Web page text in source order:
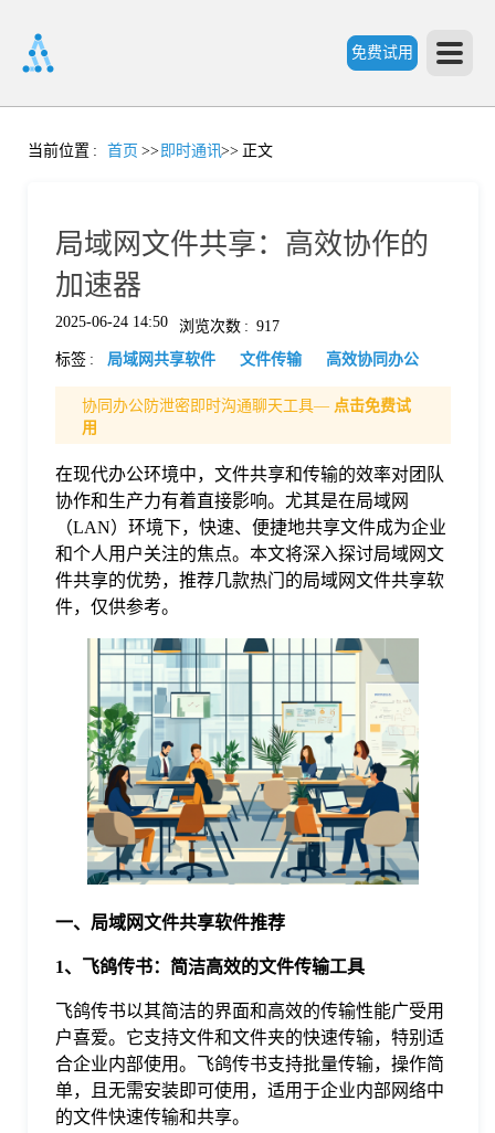
免费试用
首
价
格
当前位置 : 首页 >> 即时通讯>> 正文
局域网文件共享：高效协作的
加速器
2025-06-24 14:50 浏览次数 : 917
标签 : 局域网共享软件 文件传输 高效协同办公
协同办公防泄密即时沟通聊天工具— 点击免费试
用
在现代办公环境中，文件共享和传输的效率对团队
协作和生产力有着直接影响。尤其是在局域网
（LAN）环境下，快速、便捷地共享文件成为企业
和个人用户关注的焦点。本文将深入探讨局域网文
件共享的优势，推荐几款热门的局域网文件共享软
件，仅供参考。
一、局域网文件共享软件推荐
1、飞鸽传书：简洁高效的文件传输工具
飞鸽传书以其简洁的界面和高效的传输性能广受用
户喜爱。它支持文件和文件夹的快速传输，特别适
合企业内部使用。飞鸽传书支持批量传输，操作简
单，且无需安装即可使用，适用于企业内部网络中
的文件快速传输和共享。